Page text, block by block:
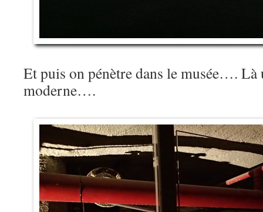
Et puis on pénètre dans le musée…. Là
moderne….